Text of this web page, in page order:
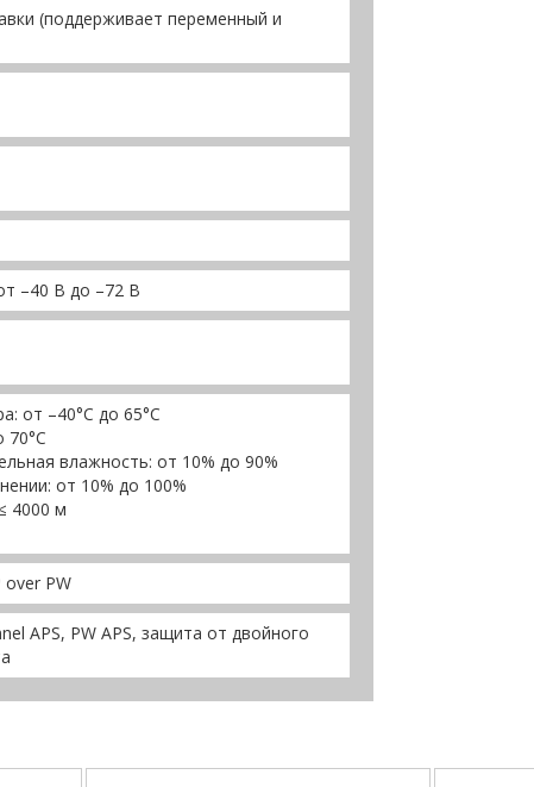
(поддерживает переменный и
–40 В до –72 В
от –40°C до 65°C
70°C
влажность: от 10% до 90%
от 10% до 100%
4000 м
over PW
APS, PW APS, защита от двойного